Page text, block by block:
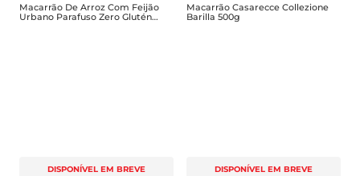
Macarrão De Arroz Com Feijão
Urbano Parafuso Zero Glutén
DISPONÍVEL EM BREVE
Macarrão Casarecce Collezione
Barilla 500g
DISPONÍVEL EM BREVE